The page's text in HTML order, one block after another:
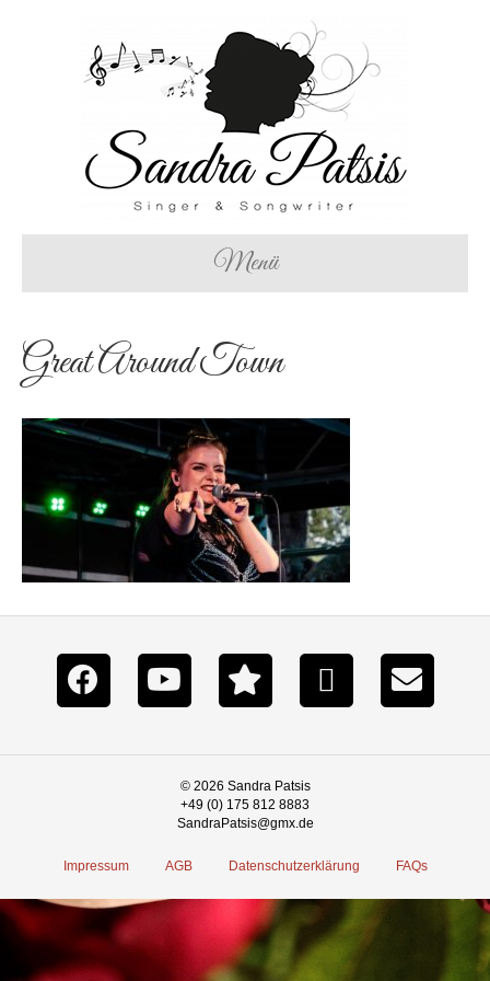
Menü
Great Around Town
© 2026 Sandra Patsis
+49 (0) 175 812 8883
SandraPatsis@gmx.de
Impressum AGB Datenschutzerklärung FAQs